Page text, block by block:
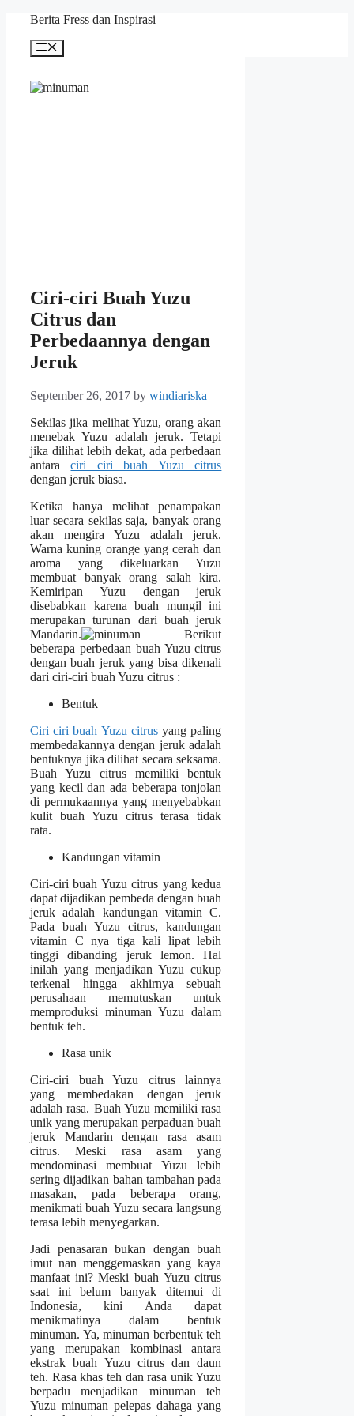
content
Berita Fress dan Inspirasi
Menu
Ciri-ciri Buah Yuzu
Citrus dan
Perbedaannya dengan
Jeruk
September 26, 2017 by windiariska
Sekilas jika melihat Yuzu, orang akan
menebak Yuzu adalah jeruk. Tetapi
jika dilihat lebih dekat, ada perbedaan
antaraciri ciri buah Yuzu citrus
dengan jeruk biasa.
Ketika hanya melihat penampakan
luar secara sekilas saja, banyak orang
akan mengira Yuzu adalah jeruk.
Warna kuning orange yang cerah dan
aroma yang dikeluarkan Yuzu
membuat banyak orang salah kira.
Kemiripan Yuzu dengan jeruk
disebabkan karena buah mungil ini
merupakan turunan dari buah jeruk
Mandarin.
Berikut
beberapa perbedaan buah Yuzu citrus
dengan buah jeruk yang bisa dikenali
dari ciri-ciri buah Yuzu citrus :
Bentuk
Ciri ciri buah Yuzu citrusyang paling
membedakannya dengan jeruk adalah
bentuknya jika dilihat secara seksama.
Buah Yuzu citrus memiliki bentuk
yang kecil dan ada beberapa tonjolan
di permukaannya yang menyebabkan
kulit buah Yuzu citrus terasa tidak
rata.
Kandungan vitamin
Ciri-ciri buah Yuzu citrus yang kedua
dapat dijadikan pembeda dengan buah
jeruk adalah kandungan vitamin C.
Pada buah Yuzu citrus, kandungan
vitamin C nya tiga kali lipat lebih
tinggi dibanding jeruk lemon. Hal
inilah yang menjadikan Yuzu cukup
terkenal hingga akhirnya sebuah
perusahaan memutuskan untuk
memproduksi minuman Yuzu dalam
bentuk teh.
Rasa unik
Ciri-ciri buah Yuzu citrus lainnya
yang membedakan dengan jeruk
adalah rasa. Buah Yuzu memiliki rasa
unik yang merupakan perpaduan buah
jeruk Mandarin dengan rasa asam
citrus. Meski rasa asam yang
mendominasi membuat Yuzu lebih
sering dijadikan bahan tambahan pada
masakan, pada beberapa orang,
menikmati buah Yuzu secara langsung
terasa lebih menyegarkan.
Jadi penasaran bukan dengan buah
imut nan menggemaskan yang kaya
manfaat ini? Meski buah Yuzu citrus
saat ini belum banyak ditemui di
Indonesia, kini Anda dapat
menikmatinya dalam bentuk
minuman. Ya, minuman berbentuk teh
yang merupakan kombinasi antara
ekstrak buah Yuzu citrus dan daun
teh. Rasa khas teh dan rasa unik Yuzu
berpadu menjadikan minuman teh
Yuzu minuman pelepas dahaga yang